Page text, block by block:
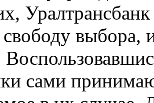
выбора,
сами